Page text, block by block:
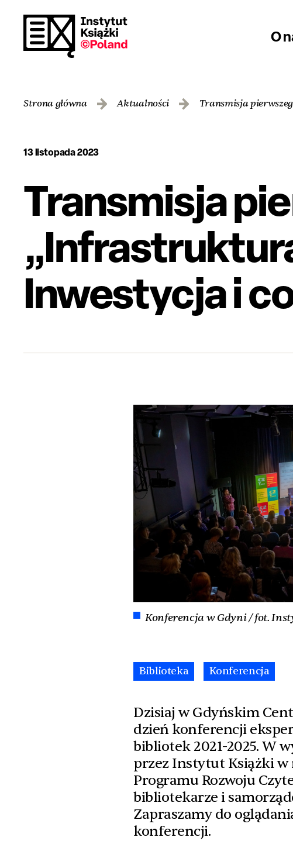
O
Strona główna Aktualności Transmisja
13 listopada 2023
Transmisja
Inwestycja i
Konferencja w Gdyni / fot.
Biblioteka Konferencja
Dzisiaj w Gdyńskim
dzień konferencji
bibliotek 2021-2025. W
przez Instytut Książki w
Programu Rozwoju
bibliotekarze i
Zapraszamy do
konferencji.